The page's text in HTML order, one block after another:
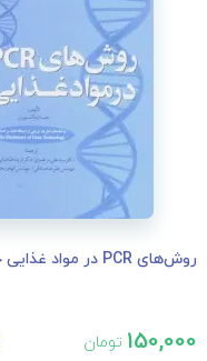
روش‌های PCR در مواد غذایی جان مائورر
150,000 تومان